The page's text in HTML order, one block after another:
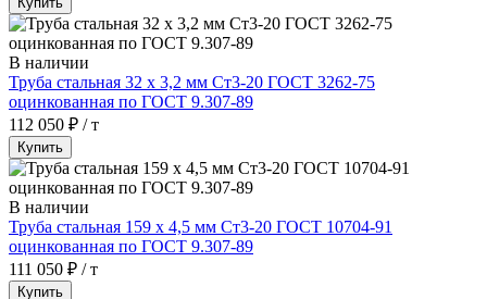
В наличии
Труба стальная 32 х 3,2 мм Ст3-20 ГОСТ 3262-75
оцинкованная по ГОСТ 9.307-89
112 050 ₽ / т
Купить
В наличии
Труба стальная 159 х 4,5 мм Ст3-20 ГОСТ 10704-91
оцинкованная по ГОСТ 9.307-89
111 050 ₽ / т
Купить